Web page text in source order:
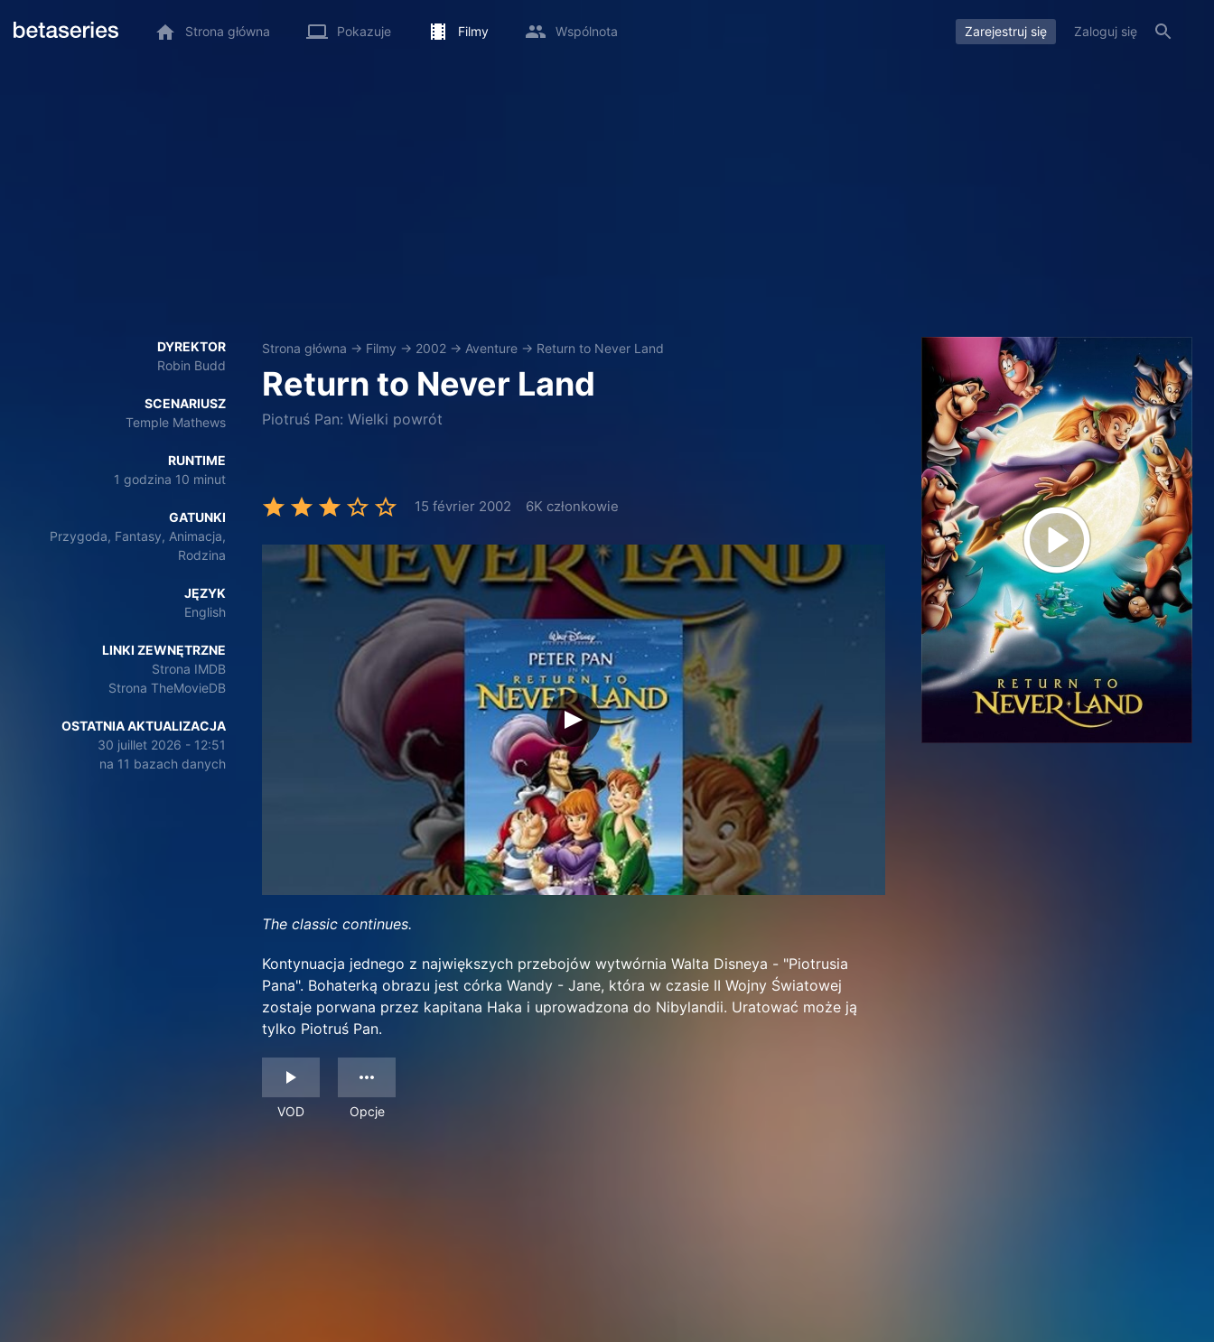
Strona główna Pokazuje Filmy Wspólnota Zarejestruj się Zaloguj się
DYREKTOR
Robin Budd
SCENARIUSZ
Temple Mathews
RUNTIME
1 godzina 10 minut
GATUNKI
Przygoda, Fantasy, Animacja,
Rodzina
JĘZYK
English
LINKI ZEWNĘTRZNE
Strona IMDB
Strona TheMovieDB
OSTATNIA AKTUALIZACJA
30 juillet 2026 - 12:51
na 11 bazach danych
Strona główna → Filmy → 2002 → Aventure → Return to Never Land
Return to Never Land
Piotruś Pan: Wielki powrót
15 février 2002 6K członkowie
The classic continues.
Kontynuacja jednego z największych przebojów wytwórnia Walta Disneya - "Piotrusia
Pana". Bohaterką obrazu jest córka Wandy - Jane, która w czasie II Wojny Światowej
zostaje porwana przez kapitana Haka i uprowadzona do Nibylandii. Uratować może ją
tylko Piotruś Pan.
VOD Opcje